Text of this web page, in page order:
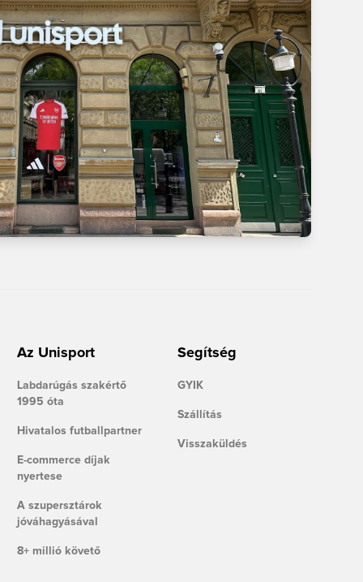
Az Unisport
Labdarúgás szakértő
1995 óta
Hivatalos futballpartner
E-commerce díjak
nyertese
A szupersztárok
jóváhagyásával
8+ millió követő
Segítség
GYIK
Szállítás
Visszaküldés